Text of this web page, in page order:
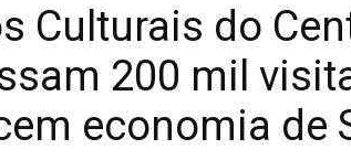
Culturais do
200 mil
economia de